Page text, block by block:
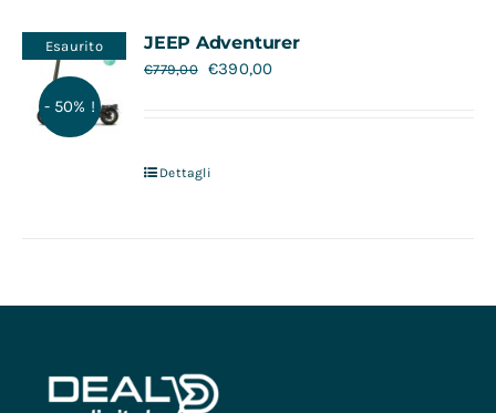
Contatti
Esaurito
- 50% !
JEEP Adventurer
€779,00 €390,00
Dettagli